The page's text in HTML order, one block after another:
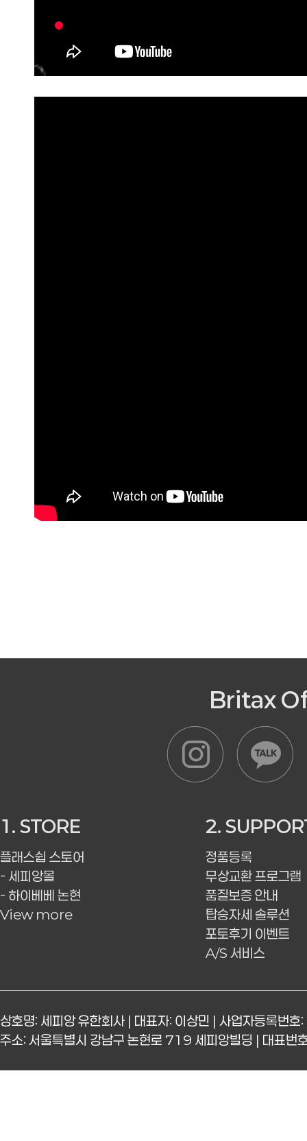
Britax
1. STORE
플래스쉽 스토어
- 세피앙몰
- 하이베베 논현
View more
2.
정품등록
무상교환 프로그램
품질보증 안내
탑승자세 솔루션
포토후기 이벤트
A/S 서비스
상호명: 세피앙 유한회사 | 대표자: 이상민 | 사업자등록
주소: 서울특별시 강남구 논현로 719 세피앙빌딩 |